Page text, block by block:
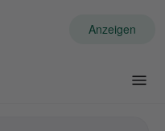
Anzeigen